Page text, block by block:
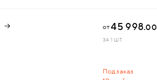
Под заказ
от45 998.00
ЗА 1 ШТ.